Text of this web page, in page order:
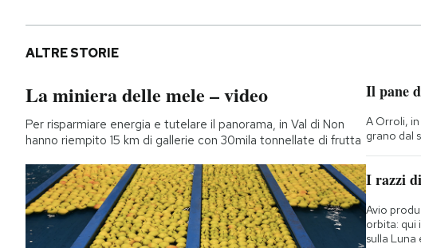
ALTRE STORIE
La miniera delle mele – video
Per risparmiare energia e tutelare il panorama, in Val di Non
hanno riempito 15 km di gallerie con 30mila tonnellate di frutta
Il pane
A Orroli,
grano dal
I razzi
Avio
orbita: qui
sulla Luna